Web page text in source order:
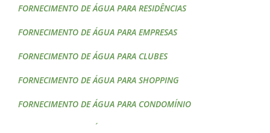
FORNECIMENTO DE ÁGUA PARA RESIDÊNCIAS
FORNECIMENTO DE ÁGUA PARA EMPRESAS
FORNECIMENTO DE ÁGUA PARA CLUBES
FORNECIMENTO DE ÁGUA PARA SHOPPING
FORNECIMENTO DE ÁGUA PARA CONDOMÍNIO
FORNECIMENTO DE ÁGUA PARA EVENTOS